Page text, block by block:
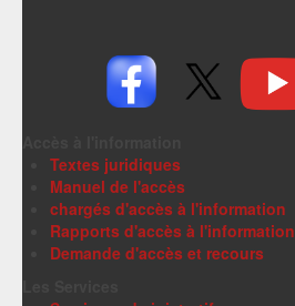
Textes juridiques
Manuel de l'accès
chargés d'accès à l'information
Rapports d'accès à l'information
Demande d'accès et recours